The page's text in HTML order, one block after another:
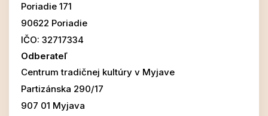
Poriadie 171
90622 Poriadie
IČO: 32717334
Odberateľ
Centrum tradičnej kultúry v Myjave
Partizánska 290/17
907 01 Myjava